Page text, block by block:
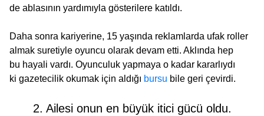
de ablasının yardımıyla gösterilere katıldı.
Daha sonra kariyerine, 15 yaşında reklamlarda ufak roller
almak suretiyle oyuncu olarak devam etti. Aklında hep
bu hayali vardı. Oyunculuk yapmaya o kadar kararlıydı
ki gazetecilik okumak için aldığı bursu bile geri çevirdi.
2. Ailesi onun en büyük itici gücü oldu.